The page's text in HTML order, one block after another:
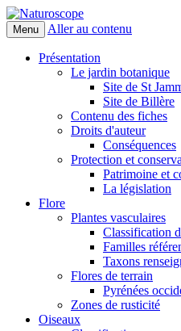
Naturoscope
Menu Aller au contenu
Présentation
Le jardin botanique
Site de St
Site de Billère
Contenu des fiches
Droits d'auteur
Conséquences
Protection et
Patrimoine et
La législation
Flore
Plantes vasculaires
Classification
Familles
Taxons
Flores de terrain
Pyrénées
Zones de rusticité
Oiseaux